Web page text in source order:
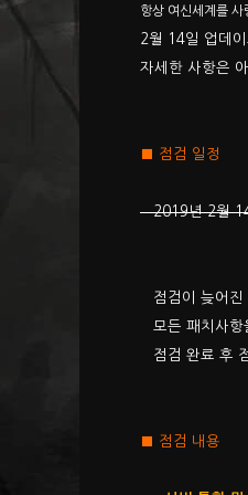
항상 여신세계를 사
​2월 14일 업데
자세한 사항은
■ 점검 일정
2019년 2월 14
점검이 늦어진
모든 패치사항
점검 완료 후
■ 점검 내용